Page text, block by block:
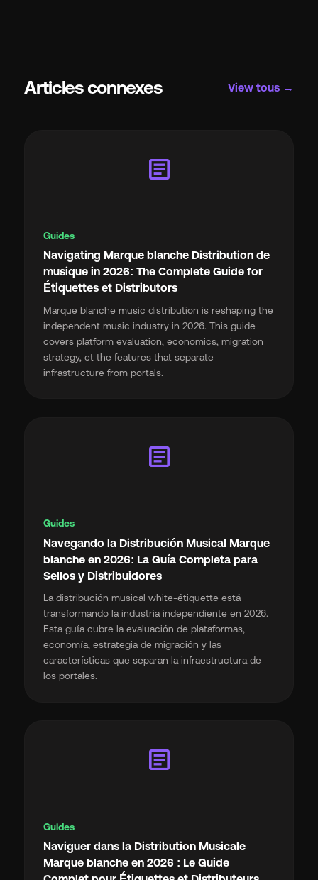
Articles connexes View tous →
article
Guides
Navigating Marque blanche Distribution de
musique in 2026: The Complete Guide for
Étiquettes et Distributors
Marque blanche music distribution is reshaping the
independent music industry in 2026. This guide
covers platform evaluation, economics, migration
strategy, et the features that separate
infrastructure from portals.
article
Guides
Navegando la Distribución Musical Marque
blanche en 2026: La Guía Completa para
Sellos y Distribuidores
La distribución musical white-étiquette está
transformando la industria independiente en 2026.
Esta guía cubre la evaluación de plataformas,
economía, estrategia de migración y las
características que separan la infraestructura de
los portales.
article
Guides
Naviguer dans la Distribution Musicale
Marque blanche en 2026 : Le Guide